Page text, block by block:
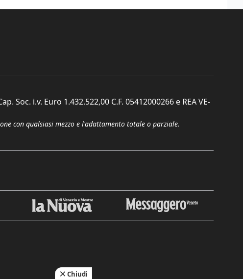
Soc. i.v. Euro 1.432.522,00 C.F. 05412000266 e REA VE-
con qualsiasi mezzo e l'adattamento totale o parziale.
Chiudi